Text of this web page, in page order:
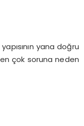
yana doğru
çok soruna neden